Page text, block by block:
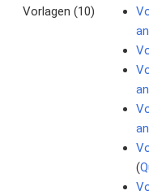
Vorlagen (10)
(